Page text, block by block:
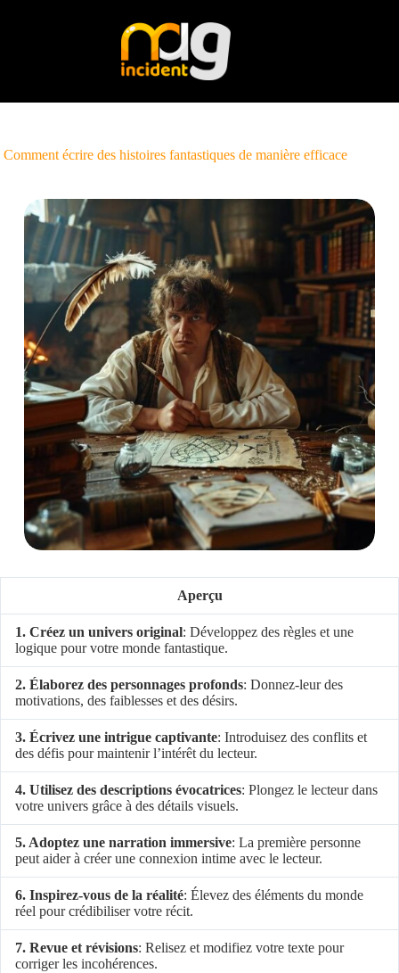
Comment écrire des histoires fantastiques de manière efficace
Aperçu
1. Créez un univers original: Développez des règles et une
logique pour votre monde fantastique.
2. Élaborez des personnages profonds: Donnez-leur des
motivations, des faiblesses et des désirs.
3. Écrivez une intrigue captivante: Introduisez des conflits et
des défis pour maintenir l’intérêt du lecteur.
4. Utilisez des descriptions évocatrices: Plongez le lecteur dans
votre univers grâce à des détails visuels.
5. Adoptez une narration immersive: La première personne
peut aider à créer une connexion intime avec le lecteur.
6. Inspirez-vous de la réalité: Élevez des éléments du monde
réel pour crédibiliser votre récit.
7. Revue et révisions: Relisez et modifiez votre texte pour
corriger les incohérences.